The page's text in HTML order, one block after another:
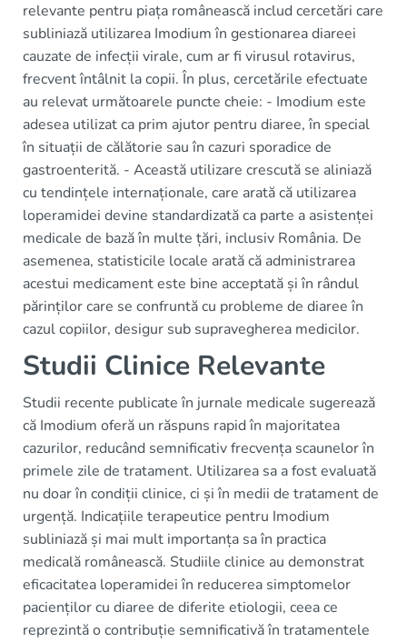
relevante pentru piața românească includ cercetări care
subliniază utilizarea Imodium în gestionarea diareei
cauzate de infecții virale, cum ar fi virusul rotavirus,
frecvent întâlnit la copii. În plus, cercetările efectuate
au relevat următoarele puncte cheie: - Imodium este
adesea utilizat ca prim ajutor pentru diaree, în special
în situații de călătorie sau în cazuri sporadice de
gastroenterită. - Această utilizare crescută se aliniază
cu tendințele internaționale, care arată că utilizarea
loperamidei devine standardizată ca parte a asistenței
medicale de bază în multe țări, inclusiv România. De
asemenea, statisticile locale arată că administrarea
acestui medicament este bine acceptată și în rândul
părinților care se confruntă cu probleme de diaree în
cazul copiilor, desigur sub supravegherea medicilor.
Studii Clinice Relevante
Studii recente publicate în jurnale medicale sugerează
că Imodium oferă un răspuns rapid în majoritatea
cazurilor, reducând semnificativ frecvența scaunelor în
primele zile de tratament. Utilizarea sa a fost evaluată
nu doar în condiții clinice, ci și în medii de tratament de
urgență. Indicațiile terapeutice pentru Imodium
subliniază și mai mult importanța sa în practica
medicală românească. Studiile clinice au demonstrat
eficacitatea loperamidei în reducerea simptomelor
pacienților cu diaree de diferite etiologii, ceea ce
reprezintă o contribuție semnificativă în tratamentele